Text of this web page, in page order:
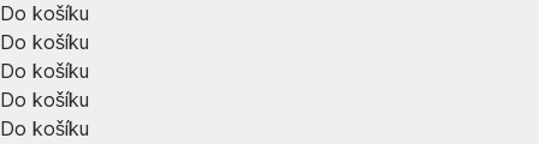
Do košíku
Do košíku
Do košíku
Do košíku
Do košíku